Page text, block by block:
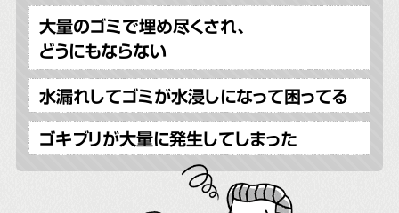
大量のゴミで埋め尽くされ、
どうにもならない
水漏れしてゴミが水浸しになって困ってる
ゴキブリが大量に発生してしまった